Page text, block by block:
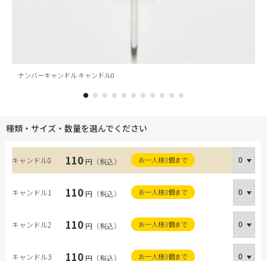
ナンバーキャンドル キャンドル0
種類・サイズ・数量を選んでください
キャンドル0 110円（税込） お一人様3個まで
キャンドル1 110円（税込） お一人様3個まで
キャンドル2 110円（税込） お一人様3個まで
キャンドル3 110円（税込） お一人様3個まで